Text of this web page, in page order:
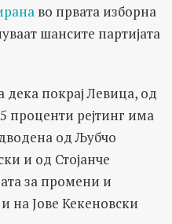
во првата изборна
шансите партијата
покрај Левица, од
проценти рејтинг има
од Љубчо
и од Стојанче
за промени и
на Јове Кекеновски